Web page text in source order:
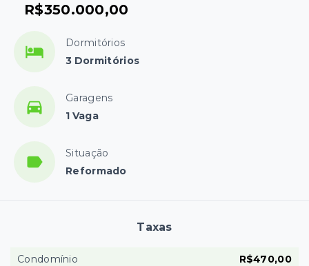
R$350.000,00
Dormitórios
3 Dormitórios
Garagens
1 Vaga
Situação
Reformado
Taxas
Condomínio
R$470,00